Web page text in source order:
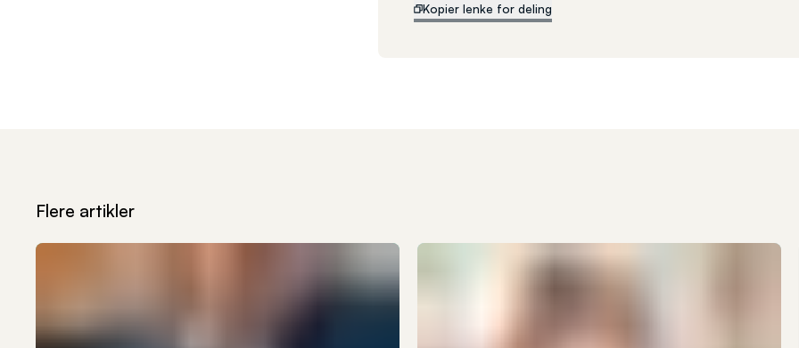
Kopier lenke for deling
Flere artikler